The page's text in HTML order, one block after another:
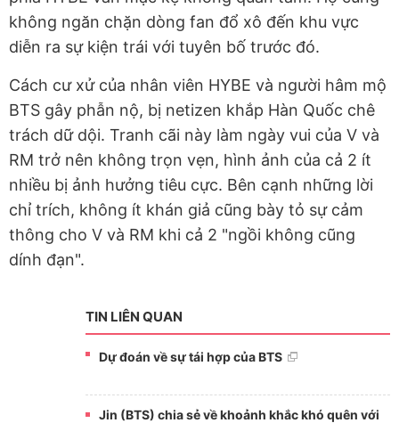
không ngăn chặn dòng fan đổ xô đến khu vực
diễn ra sự kiện trái với tuyên bố trước đó.
Cách cư xử của nhân viên HYBE và người hâm mộ
BTS gây phẫn nộ, bị netizen khắp Hàn Quốc chê
trách dữ dội. Tranh cãi này làm ngày vui của V và
RM trở nên không trọn vẹn, hình ảnh của cả 2 ít
nhiều bị ảnh hưởng tiêu cực. Bên cạnh những lời
chỉ trích, không ít khán giả cũng bày tỏ sự cảm
thông cho V và RM khi cả 2 "ngồi không cũng
dính đạn".
TIN LIÊN QUAN
Dự đoán về sự tái hợp của BTS
Jin (BTS) chia sẻ về khoảnh khắc khó quên với